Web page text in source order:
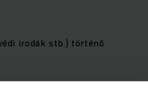
irodák stb.) történő